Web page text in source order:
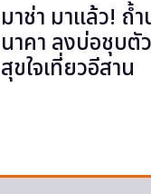
มาช่า มาแล้ว! ถ้
นาคา ลงบ่อชุบ
สุขใจเที่ยวอีสาน